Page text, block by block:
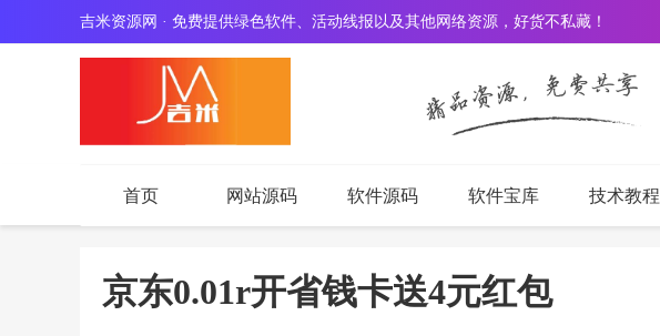
吉米资源网 · 免费提供绿色软件、活动线报以及其他网络资源，好货不私藏！
首页 网站源码 软件源码 软件宝库 技术教程
京东0.01r开省钱卡送4元红包